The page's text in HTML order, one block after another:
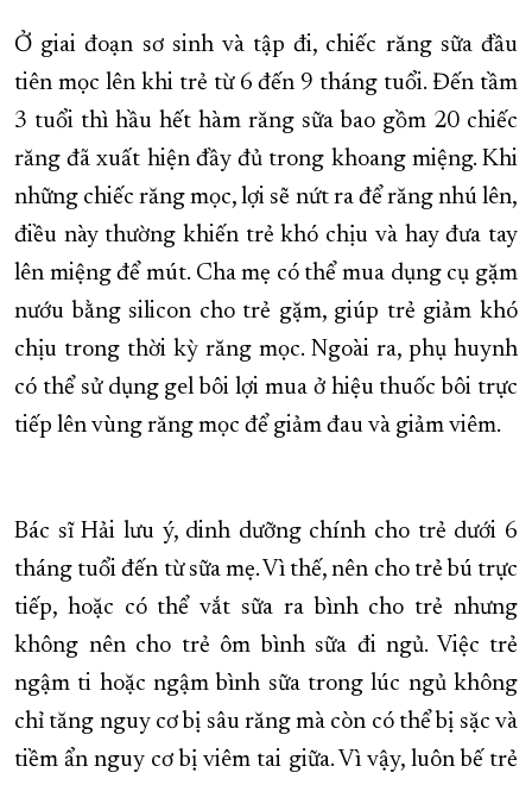
Ở giai đoạn sơ sinh và tập đi, chiếc răng sữa đầu
tiên mọc lên khi trẻ từ 6 đến 9 tháng tuổi. Đến tầm
3 tuổi thì hầu hết hàm răng sữa bao gồm 20 chiếc
răng đã xuất hiện đầy đủ trong khoang miệng. Khi
những chiếc răng mọc, lợi sẽ nứt ra để răng nhú lên,
điều này thường khiến trẻ khó chịu và hay đưa tay
lên miệng để mút. Cha mẹ có thể mua dụng cụ gặm
nướu bằng silicon cho trẻ gặm, giúp trẻ giảm khó
chịu trong thời kỳ răng mọc. Ngoài ra, phụ huynh
có thể sử dụng gel bôi lợi mua ở hiệu thuốc bôi trực
tiếp lên vùng răng mọc để giảm đau và giảm viêm.
Bác sĩ Hải lưu ý, dinh dưỡng chính cho trẻ dưới 6
tháng tuổi đến từ sữa mẹ. Vì thế, nên cho trẻ bú trực
tiếp, hoặc có thể vắt sữa ra bình cho trẻ nhưng
không nên cho trẻ ôm bình sữa đi ngủ. Việc trẻ
ngậm ti hoặc ngậm bình sữa trong lúc ngủ không
chỉ tăng nguy cơ bị sâu răng mà còn có thể bị sặc và
tiềm ẩn nguy cơ bị viêm tai giữa. Vì vậy, luôn bế trẻ